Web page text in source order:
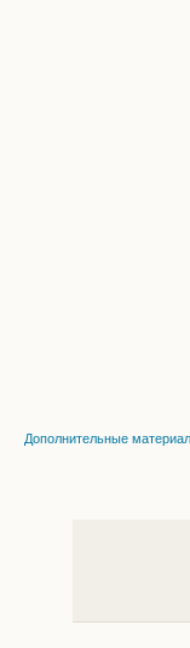
Дополнительные